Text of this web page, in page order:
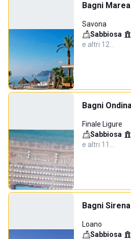
Bagni Marea
Savona
Sabbiosa·
e altri 12…
Bagni
Finale Ligure
Sabbiosa·
e altri 11…
Bagni Sirena
Loano
Sabbiosa·